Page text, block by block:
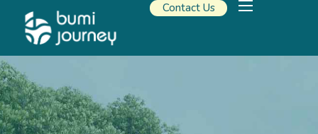
Our Solutions
Travel Resources
About Us
Contact Us